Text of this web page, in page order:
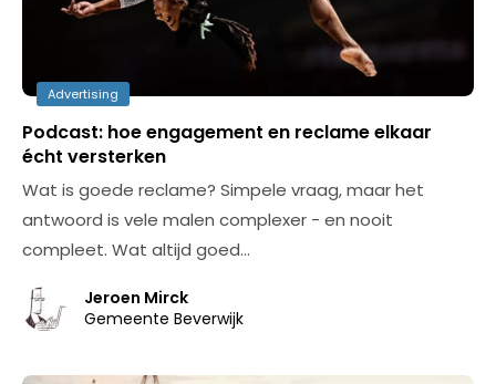
Advertising
Podcast: hoe engagement en reclame elkaar
écht versterken
Wat is goede reclame? Simpele vraag, maar het
antwoord is vele malen complexer - en nooit
compleet. Wat altijd goed…
Jeroen Mirck
Gemeente Beverwijk